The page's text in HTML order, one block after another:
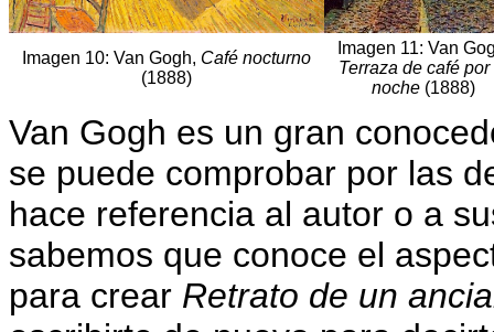
Imagen 10: Van Gogh, Café nocturno
(1888)
Imagen 11: Van
Terraza de café por
noche (1888)
Van Gogh es un gran
se puede comprobar por las
hace referencia al autor o a
sabemos que conoce el
para crear Retrato de un